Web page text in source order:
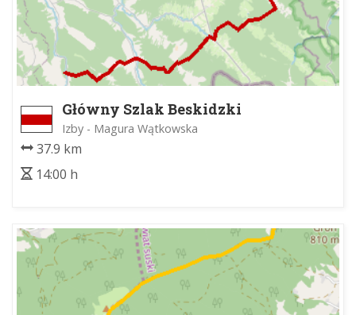
Główny Szlak Beskidzki
Izby - Magura Wątkowska
37.9 km
14:00 h